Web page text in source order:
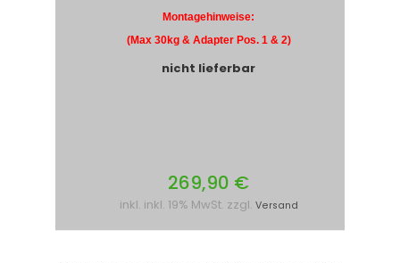
Montagehinweise:
(Max 30kg & Adapter Pos. 1 & 2)
nicht lieferbar
269,90 €
inkl. inkl. 19% MwSt. zzgl. Versand